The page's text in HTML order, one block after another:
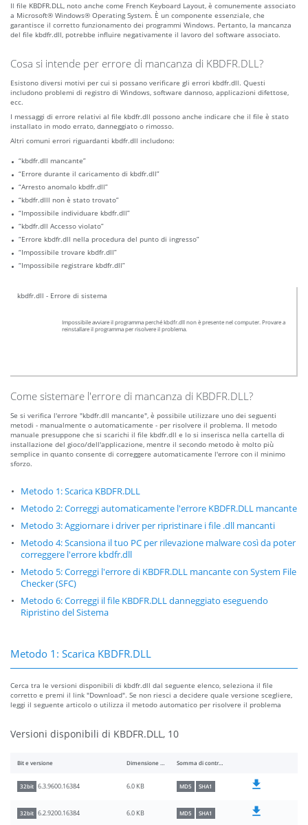
Il file KBDFR.DLL, noto anche come French Keyboard Layout, è comunemente associato
a Microsoft® Windows® Operating System. È un componente essenziale, che
garantisce il corretto funzionamento dei programmi Windows. Pertanto, la mancanza
del file kbdfr.dll, potrebbe influire negativamente il lavoro del software associato.
Cosa si intende per errore di mancanza di KBDFR.DLL?
Esistono diversi motivi per cui si possano verificare gli errori kbdfr.dll. Questi
includono problemi di registro di Windows, software dannoso, applicazioni difettose,
ecc.
I messaggi di errore relativi al file kbdfr.dll possono anche indicare che il file è stato
installato in modo errato, danneggiato o rimosso.
Altri comuni errori riguardanti kbdfr.dll includono:
“kbdfr.dll mancante”
“Errore durante il caricamento di kbdfr.dll”
“Arresto anomalo kbdfr.dll”
“kbdfr.dlll non è stato trovato”
“Impossibile individuare kbdfr.dll”
“kbdfr.dll Accesso violato”
“Errore kbdfr.dll nella procedura del punto di ingresso”
“Impossibile trovare kbdfr.dll”
“Impossibile registrare kbdfr.dll”
kbdfr.dll - Errore di sistema
Impossibile avviare il programma perché kbdfr.dll non è presente nel computer. Provare a
reinstallare il programma per risolvere il problema.
Come sistemare l'errore di mancanza di KBDFR.DLL?
Se si verifica l'errore "kbdfr.dll mancante", è possibile utilizzare uno dei seguenti
metodi - manualmente o automaticamente - per risolvere il problema. Il metodo
manuale presuppone che si scarichi il file kbdfr.dll e lo si inserisca nella cartella di
installazione del gioco/dell'applicazione, mentre il secondo metodo è molto più
semplice in quanto consente di correggere automaticamente l'errore con il minimo
sforzo.
Metodo 1: Scarica KBDFR.DLL
Metodo 2: Correggi automaticamente l'errore KBDFR.DLL mancante
Metodo 3: Aggiornare i driver per ripristinare i file .dll mancanti
Metodo 4: Scansiona il tuo PC per rilevazione malware così da poter
correggere l'errore kbdfr.dll
Metodo 5: Correggi l'errore di KBDFR.DLL mancante con System File
Checker (SFC)
Metodo 6: Correggi il file KBDFR.DLL danneggiato eseguendo
Ripristino del Sistema
Metodo 1: Scarica KBDFR.DLL
Cerca tra le versioni disponibili di kbdfr.dll dal seguente elenco, seleziona il file
corretto e premi il link "Download". Se non riesci a decidere quale versione scegliere,
leggi il seguente articolo o utilizza il metodo automatico per risolvere il problema
Versioni disponibili di KBDFR.DLL, 10
Bit e versione Dimensione del file Somma di controllo
32bit 6.3.9600.16384 6.0 KB MD5 SHA1
32bit 6.2.9200.16384 6.0 KB MD5 SHA1